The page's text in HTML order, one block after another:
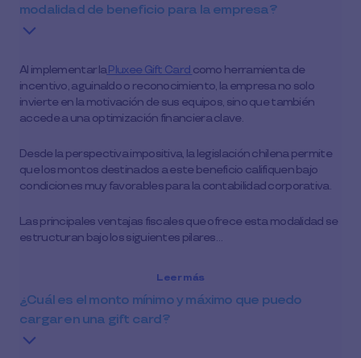
modalidad de beneficio para la empresa?
Al implementar laPluxee Gift Card como herramienta de
incentivo, aguinaldo o reconocimiento, la empresa no solo
invierte en la motivación de sus equipos, sino que también
accede a una optimización financiera clave.
Desde la perspectiva impositiva, la legislación chilena permite
que los montos destinados a este beneficio califiquen bajo
condiciones muy favorables para la contabilidad corporativa.
Las principales ventajas fiscales que ofrece esta modalidad se
estructuran bajo los siguientes pilares…
Leer más
¿Cuál es el monto mínimo y máximo que puedo
cargar en una gift card?